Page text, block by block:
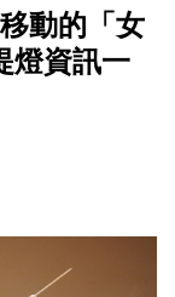
動的「女
燈資訊一